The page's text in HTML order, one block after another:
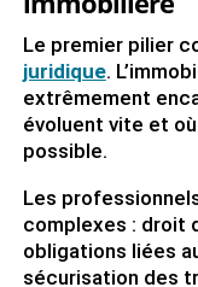
Le premier pilier
juridique.
extrêmement
évoluent vite et où
possible.
Les
complexes : droit
obligations liées
sécurisation des